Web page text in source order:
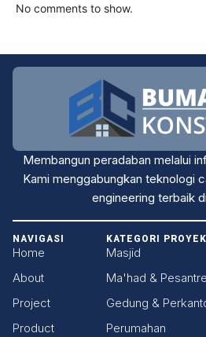
No comments to show.
Membangun peradaban melalui
Kami menggabungkan teknologi
engineering terbaik
NAVIGASI
Home
About
Project
Product
KATEGORI PROYEK
Masjid
Ma'had &
Gedung &
Perumahan